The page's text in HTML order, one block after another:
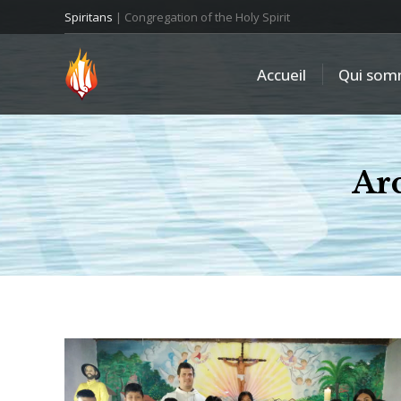
Spiritans | Congregation of the Holy Spirit
Accueil Qui